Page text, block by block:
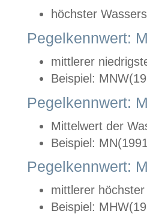
höchster
Pegelkennwert:
mittlerer
Beispiel:
Pegelkennwert:
Mittelwert der
Beispiel:
Pegelkennwert:
mittlerer
Beispiel: